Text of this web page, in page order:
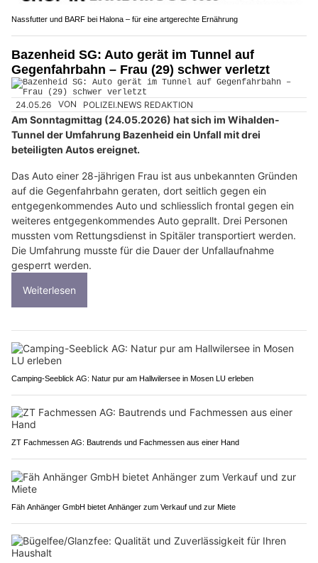
Nassfutter und BARF bei Halona – für eine artgerechte Ernährung
Bazenheid SG: Auto gerät im Tunnel auf
Gegenfahrbahn – Frau (29) schwer verletzt
24.05.26 VON POLIZEI.NEWS REDAKTION
Am Sonntagmittag (24.05.2026) hat sich im Wihalden-
Tunnel der Umfahrung Bazenheid ein Unfall mit drei
beteiligten Autos ereignet.
Das Auto einer 28-jährigen Frau ist aus unbekannten Gründen
auf die Gegenfahrbahn geraten, dort seitlich gegen ein
entgegenkommendes Auto und schliesslich frontal gegen ein
weiteres entgegenkommendes Auto geprallt. Drei Personen
mussten vom Rettungsdienst in Spitäler transportiert werden.
Die Umfahrung musste für die Dauer der Unfallaufnahme
gesperrt werden.
Weiterlesen
Camping-Seeblick AG: Natur pur am Hallwilersee in Mosen LU erleben
ZT Fachmessen AG: Bautrends und Fachmessen aus einer Hand
Fäh Anhänger GmbH bietet Anhänger zum Verkauf und zur Miete